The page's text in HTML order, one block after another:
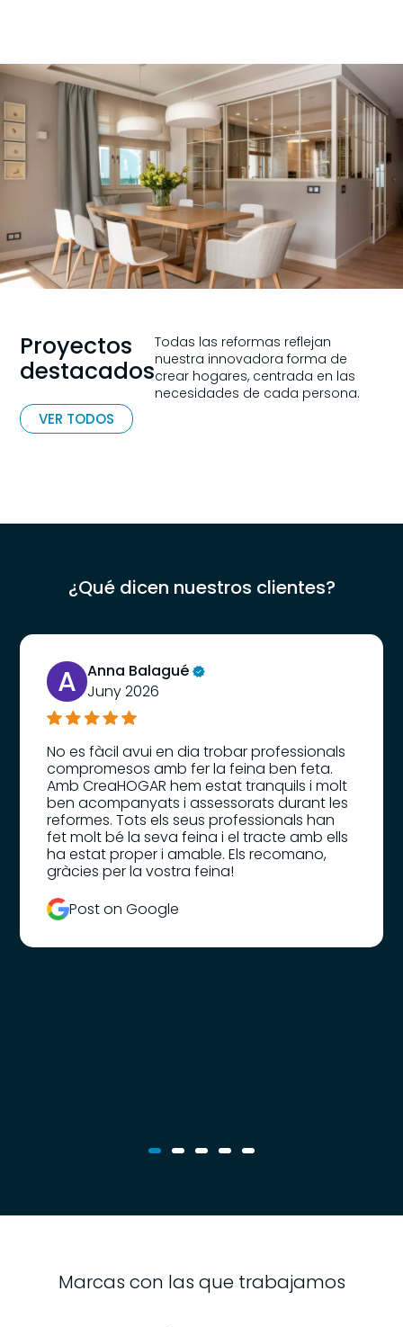
Proyectos
destacados
VER TODOS
Todas las reformas reflejan
nuestra innovadora forma de
crear hogares, centrada en las
necesidades de cada persona.
¿Qué dicen nuestros clientes?
A Anna Balagué
Juny 2026
No es fàcil avui en dia trobar professionals
compromesos amb fer la feina ben feta.
Amb CreaHOGAR hem estat tranquils i molt
ben acompanyats i assessorats durant les
reformes. Tots els seus professionals han
fet molt bé la seva feina i el tracte amb ells
ha estat proper i amable. Els recomano,
gràcies per la vostra feina!
Post on Google
Marcas con las que trabajamos